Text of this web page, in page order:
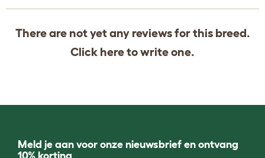
There are not yet any reviews for this breed.
Click hereto write one.
Meld je aan voor onze nieuwsbrief en ontvang